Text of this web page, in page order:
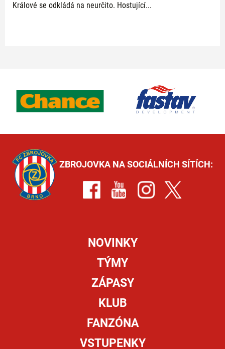
Králové se odkládá na neurčito. Hostující...
ZBROJOVKA NA SOCIÁLNÍCH SÍTÍCH:
NOVINKY
TÝMY
ZÁPASY
KLUB
FANZÓNA
VSTUPENKY